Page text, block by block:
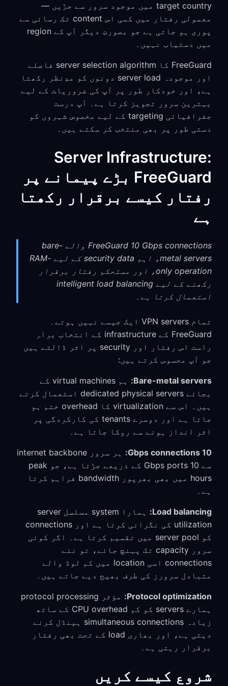
target country میں موجود سرور سے جڑیں —
معمولی رفتار میں کمی اس content تک رسائی سے
پوری ہو جاتی ہے جو بصورتِ دیگر آپ کے region
میں دستیاب نہیں۔
FreeGuard کا server selection algorithm فاصلے
اور موجودہ server load دونوں کو مدِنظر رکھتا
ہے، اور خودکار طور پر آپ کی ضروریات کے لیے
بہترین سرور تجویز کرتا ہے۔ آپ درست
جغرافیائی targeting کے لیے مخصوص شہروں کو
دستی طور پر بھی منتخب کر سکتے ہیں۔
Server Infrastructure:
FreeGuard بڑے پیمانے پر
رفتار کیسے برقرار رکھتا
ہے
FreeGuard 10 Gbps connections والے bare-
metal servers، اہم security data کے لیے RAM-
only operation، اور مستحکم رفتار برقرار
رکھنے کے لیے intelligent load balancing
استعمال کرتا ہے۔
تمام VPN servers ایک جیسے نہیں ہوتے۔
FreeGuard کے infrastructure کے انتخاب براہِ
راست اس رفتار اور security پر اثر ڈالتے ہیں
جو آپ محسوس کرتے ہیں:
Bare-metal servers:
ہم virtual machines کے
بجائے dedicated physical servers استعمال کرتے
ہیں۔ اس سے virtualization کا overhead ختم ہو
جاتا ہے اور دوسرے tenants کی کارکردگی پر
اثر انداز ہونے سے روکا جاتا ہے۔
10 Gbps connections:
ہر سرور internet backbone
سے 10 Gbps ports کے ذریعے جڑتا ہے، جو peak
hours میں بھی بھرپور bandwidth فراہم کرتا
ہے۔
Load balancing:
ہمارا system مسلسل server
utilization کی نگرانی کرتا ہے اور connections
کو server pool میں تقسیم کرتا ہے۔ اگر کوئی
سرور capacity تک پہنچ جائے، تو نئے
connections اسی location میں کم لوڈ والے
متبادل سرورز کی طرف بھیج دیے جاتے ہیں۔
Protocol optimization:
مؤثر protocol processing
ہمارے servers کو کم CPU overhead کے ساتھ
زیادہ simultaneous connections ہینڈل کرنے
دیتی ہے، اور بھاری load کے تحت بھی رفتار
برقرار رہتی ہے۔
شروع کیسے کریں